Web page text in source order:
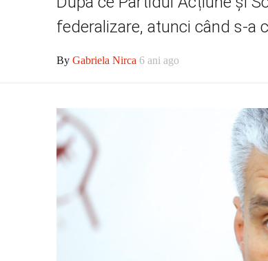
federalizare, atunci când s-a
By Gabriela Nirca 6 ani ago